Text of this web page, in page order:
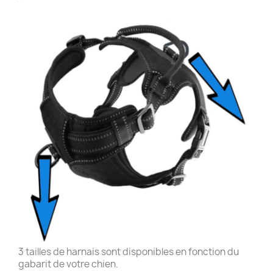
3 tailles de harnais sont disponibles en fonction du
gabarit de votre chien.